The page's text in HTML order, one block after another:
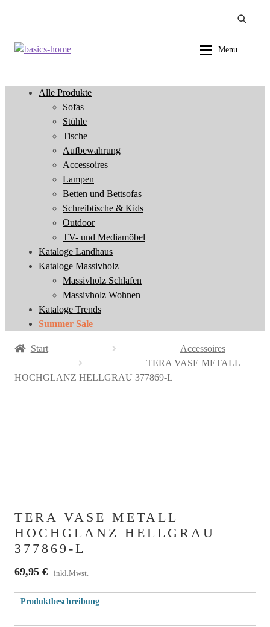
Zur
Zum
Menu
Sofas
Stühle
Tische
Aufbewahrung
Accessoires
Lampen
Betten und Bettsofas
Schreibtische & Kids
Outdoor
TV- und Mediamöbel
Kataloge Landhaus
Kataloge Massivholz
Massivholz Schlafen
Massivholz Wohnen
Kataloge Trends
Summer Sale
Alle Produkte
Sofas
Stühle
Tische
Aufbewahrung
Accessoires
Lampen
Betten und Bettsofas
Schreibtische & Kids
Outdoor
TV- und Mediamöbel
Kataloge Landhaus
Kataloge Massivholz
Massivholz Schlafen
Massivholz Wohnen
Kataloge Trends
Summer Sale
Start
Accessoires
TERA VASE METALL
HOCHGLANZ HELLGRAU 377869-L
TERA VASE METALL
HOCHGLANZ HELLGRAU
377869-L
69,95 € inkl.Mwst.
Produktbeschreibung